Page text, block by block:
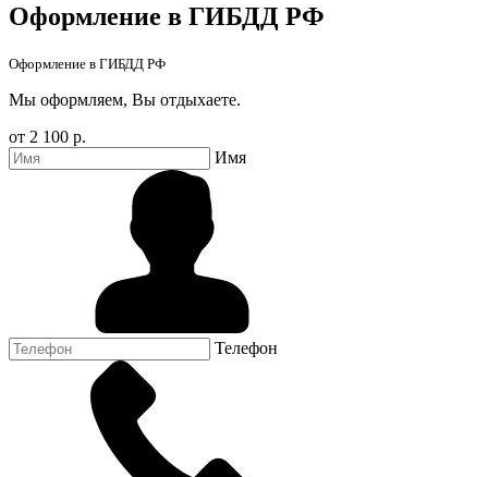
Оформление в ГИБДД РФ
Оформление в ГИБДД РФ
Мы оформляем, Вы отдыхаете.
от 2 100 р.
Имя
Телефон